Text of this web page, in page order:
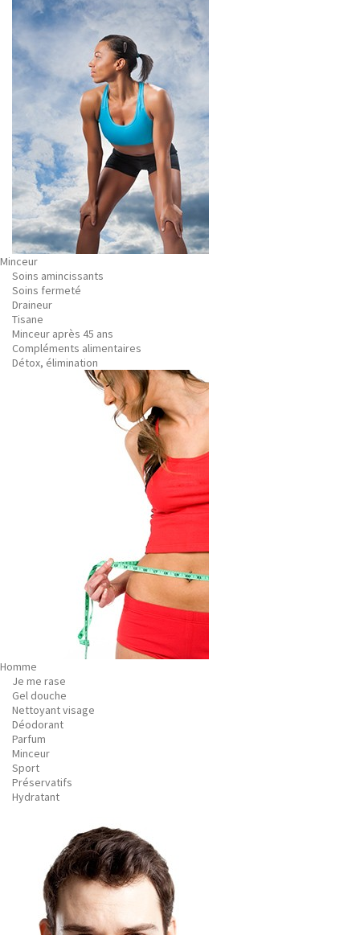
Minceur
Soins amincissants
Soins fermeté
Draineur
Tisane
Minceur après 45 ans
Compléments alimentaires
Détox, élimination
Homme
Je me rase
Gel douche
Nettoyant visage
Déodorant
Parfum
Minceur
Sport
Préservatifs
Hydratant